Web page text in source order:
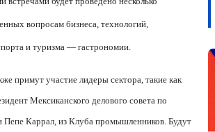
вопросам бизнеса, технологий,
и туризма — гастрономии.
примут участие лидеры сектора, такие как
Мексиканского делового совета по
Пепе Каррал, из Клуба промышленников. Будут